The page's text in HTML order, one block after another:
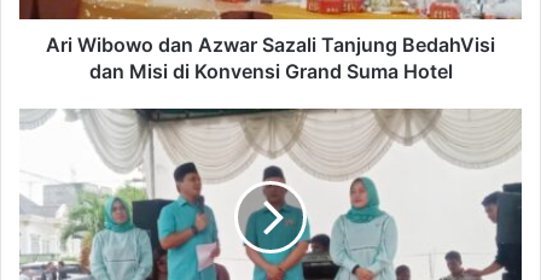
Ari Wibowo dan Azwar Sazali Tanjung BedahVisi
dan Misi di Konvensi Grand Suma Hotel